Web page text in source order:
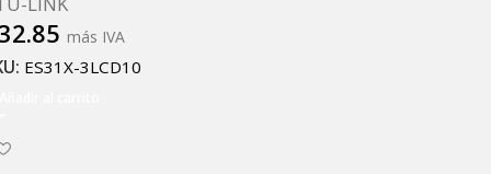
más IVA
ES31X-3LCD10